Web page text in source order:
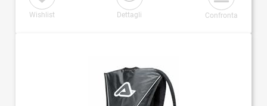
Wishlist Dettagli Confronta